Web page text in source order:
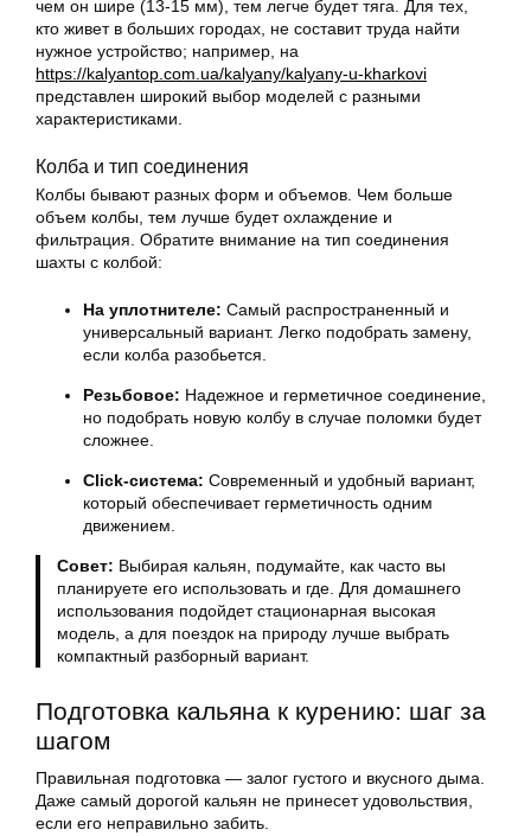
чем он шире (13-15 мм), тем легче будет тяга. Для тех,
кто живет в больших городах, не составит труда найти
нужное устройство; например, на
https://kalyantop.com.ua/kalyany/kalyany-u-kharkovi
представлен широкий выбор моделей с разными
характеристиками.
Колба и тип соединения
Колбы бывают разных форм и объемов. Чем больше
объем колбы, тем лучше будет охлаждение и
фильтрация. Обратите внимание на тип соединения
шахты с колбой:
На уплотнителе: Самый распространенный и
универсальный вариант. Легко подобрать замену,
если колба разобьется.
Резьбовое: Надежное и герметичное соединение,
но подобрать новую колбу в случае поломки будет
сложнее.
Click-система: Современный и удобный вариант,
который обеспечивает герметичность одним
движением.
Совет: Выбирая кальян, подумайте, как часто вы
планируете его использовать и где. Для домашнего
использования подойдет стационарная высокая
модель, а для поездок на природу лучше выбрать
компактный разборный вариант.
Подготовка кальяна к курению: шаг за
шагом
Правильная подготовка — залог густого и вкусного дыма.
Даже самый дорогой кальян не принесет удовольствия,
если его неправильно забить.